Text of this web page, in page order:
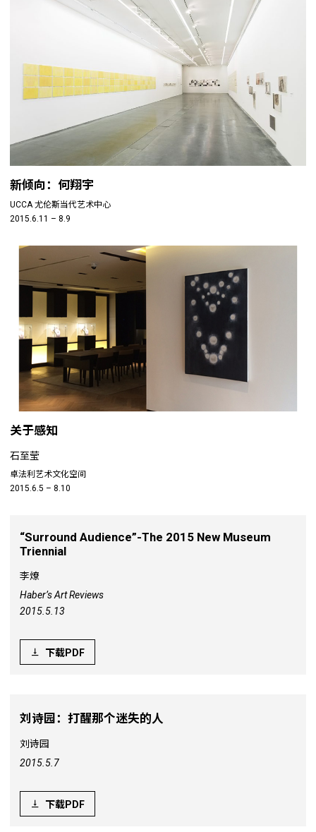
新倾向：何翔宇
UCCA 尤伦斯当代艺术中心
2015.6.11 – 8.9
关于感知
石至莹
卓法利艺术文化空间
2015.6.5 – 8.10
“Surround Audience”-The 2015 New Museum
Triennial
李燎
Haber’s Art Reviews
2015.5.13
下载PDF
刘诗园：打醒那个迷失的人
刘诗园
2015.5.7
下载PDF